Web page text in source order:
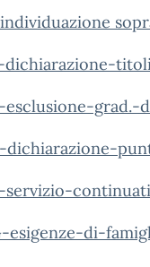
dichiarazione-
esclusione-grad.-
dichiarazione-
servizio-
esigenze-di-